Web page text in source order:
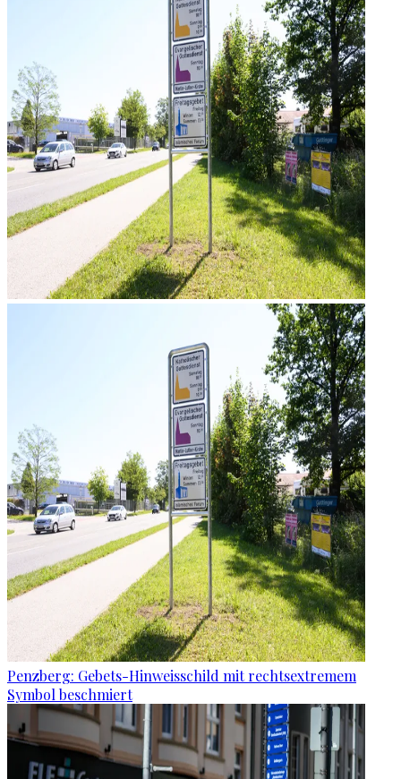
Penzberg: Gebets-Hinweisschild mit rechtsextremem
Symbol beschmiert